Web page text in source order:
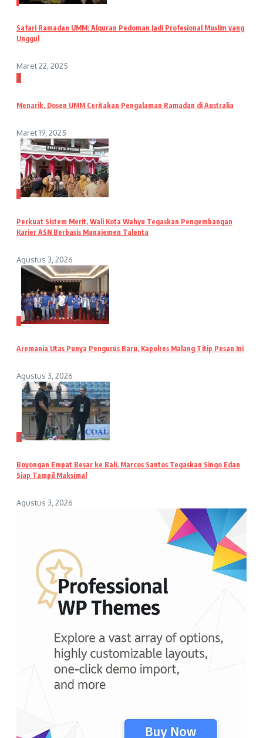
Safari Ramadan UMM: Alquran Pedoman Jadi Profesional Muslim yang
Unggul
Maret 22, 2025
2
Menarik, Dosen UMM Ceritakan Pengalaman Ramadan di Australia
Maret 19, 2025
3
Perkuat Sistem Merit, Wali Kota Wahyu Tegaskan Pengembangan
Karier ASN Berbasis Manajemen Talenta
Agustus 3, 2026
4
Aremania Utas Punya Pengurus Baru, Kapolres Malang Titip Pesan Ini
Agustus 3, 2026
5
Boyongan Empat Besar ke Bali, Marcos Santos Tegaskan Singo Edan
Siap Tampil Maksimal
Agustus 3, 2026